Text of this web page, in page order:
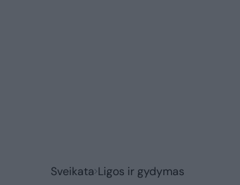
Sveikata Ligos ir gydymas